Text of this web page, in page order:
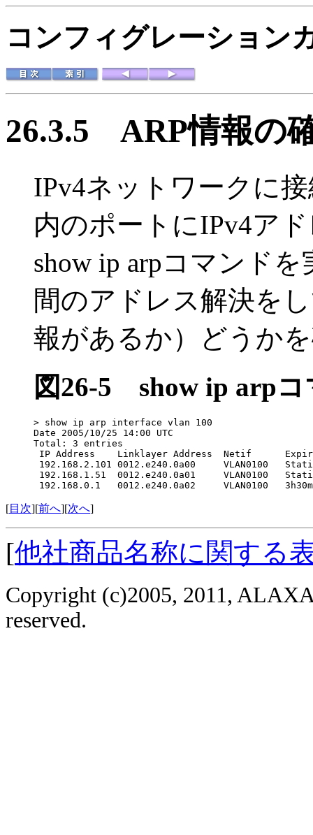
コンフィグレーション
26.3.5 ARP情報の
IPv4ネットワークに
内のポートにIPv4ア
show ip arpコマンド
間のアドレス解決を
報があるか）どうか
図26-5 show ip arp
> show ip arp interface vlan 100
Date 2005/10/25 14:00 UTC
Total: 3 entries
IP Address    Linklayer Address  Netif
192.168.2.101 0012.e240.0a00     VLAN0100
192.168.1.51  0012.e240.0a01     VLAN0100
192.168.0.1   0012.e240.0a02     VLAN0100
[目次][前へ][次へ]
[他社商品名称に関する
Copyright (c)2005, 2011,
reserved.